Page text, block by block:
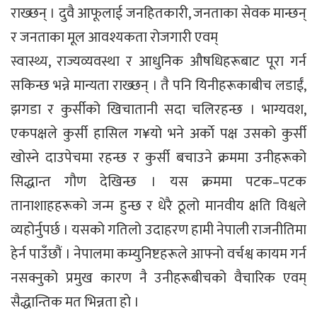
राख्छन् । दुवै आफूलाई जनहितकारी, जनताका सेवक मान्छन्
र जनताका मूल आवश्यकता रोजगारी एवम्
स्वास्थ्य, राज्यव्यवस्था र आधुनिक औषधिहरूबाट पूरा गर्न
सकिन्छ भन्ने मान्यता राख्छन् । तै पनि यिनीहरूकाबीच लडाईं,
झगडा र कुर्सीको खिचातानी सदा चलिरहन्छ । भाग्यवश,
एकपक्षले कुर्सी हासिल ग¥यो भने अर्काे पक्ष उसको कुर्सी
खोस्ने दाउपेचमा रहन्छ र कुर्सी बचाउने क्रममा उनीहरूको
सिद्धान्त गौण देखिन्छ । यस क्रममा पटक–पटक
तानाशाहहरूको जन्म हुन्छ र धेरै ठूलो मानवीय क्षति विश्वले
व्यहोर्नुपर्छ । यसको गतिलो उदाहरण हामी नेपाली राजनीतिमा
हेर्न पाउँछौं । नेपालमा कम्युनिष्टहरूले आफ्नो वर्चश्व कायम गर्न
नसक्नुको प्रमुख कारण नै उनीहरूबीचको वैचारिक एवम्
सैद्धान्तिक मत भिन्नता हो ।